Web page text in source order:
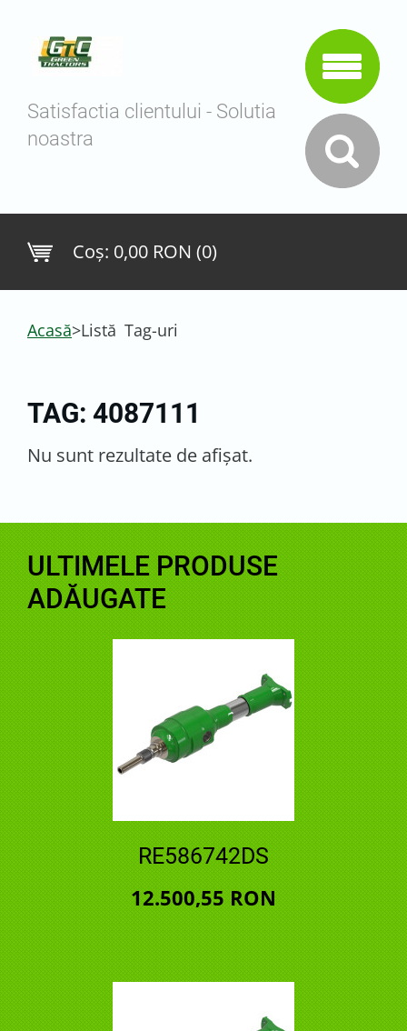
Satisfactia clientului - Solutia
noastra
Coş: 0,00 RON (0)
Acasă>Listă Tag-uri
TAG: 4087111
Nu sunt rezultate de afişat.
ULTIMELE PRODUSE
ADĂUGATE
RE586742DS
12.500,55 RON